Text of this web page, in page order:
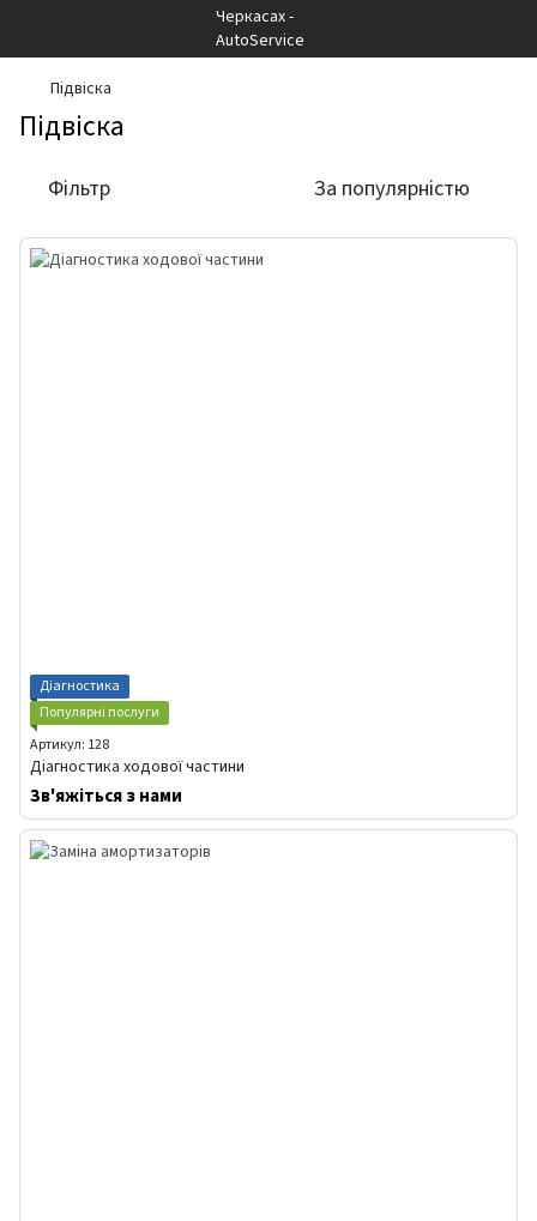
Підвіска
Підвіска
Фільтр За популярністю
Діагностика
Популярні послуги
Артикул: 128
Діагностика ходової частини
Зв'яжіться з нами